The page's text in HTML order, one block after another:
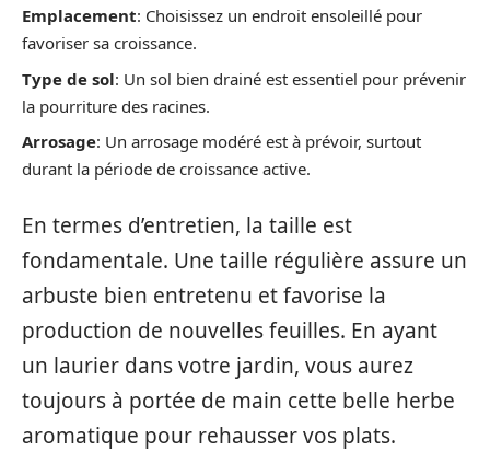
Emplacement: Choisissez un endroit ensoleillé pour
favoriser sa croissance.
Type de sol: Un sol bien drainé est essentiel pour prévenir
la pourriture des racines.
Arrosage: Un arrosage modéré est à prévoir, surtout
durant la période de croissance active.
En termes d’entretien, la taille est
fondamentale. Une taille régulière assure un
arbuste bien entretenu et favorise la
production de nouvelles feuilles. En ayant
un laurier dans votre jardin, vous aurez
toujours à portée de main cette belle herbe
aromatique pour rehausser vos plats.